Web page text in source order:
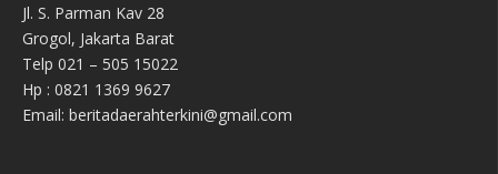
Jl. S. Parman Kav 28
Grogol, Jakarta Barat
Telp 021 – 505 15022
Hp : 0821 1369 9627
Email: beritadaerahterkini@gmail.com